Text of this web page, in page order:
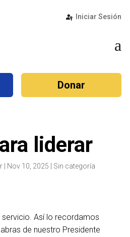
Iniciar Sesión
a
Donar
liderar
| Nov 10, 2025 Sin categoría
servicio. Así lo recordamos
de nuestro Presidente